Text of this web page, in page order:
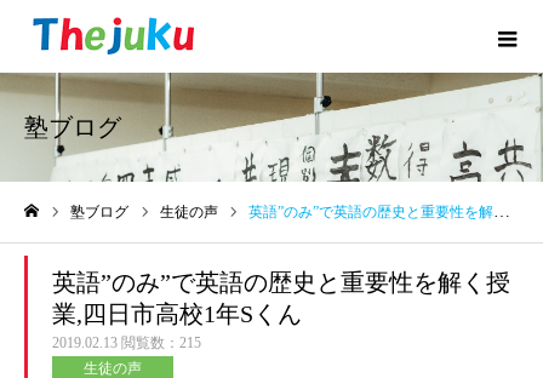
塾ブログ
塾ブログ 生徒の声 英語”のみ”で英語の歴史と重要性を解く授業,四日市高校1年Sくん
英語”のみ”で英語の歴史と重要性を解く授
業,四日市高校1年Sくん
2019.02.13 閲覧数：215
生徒の声